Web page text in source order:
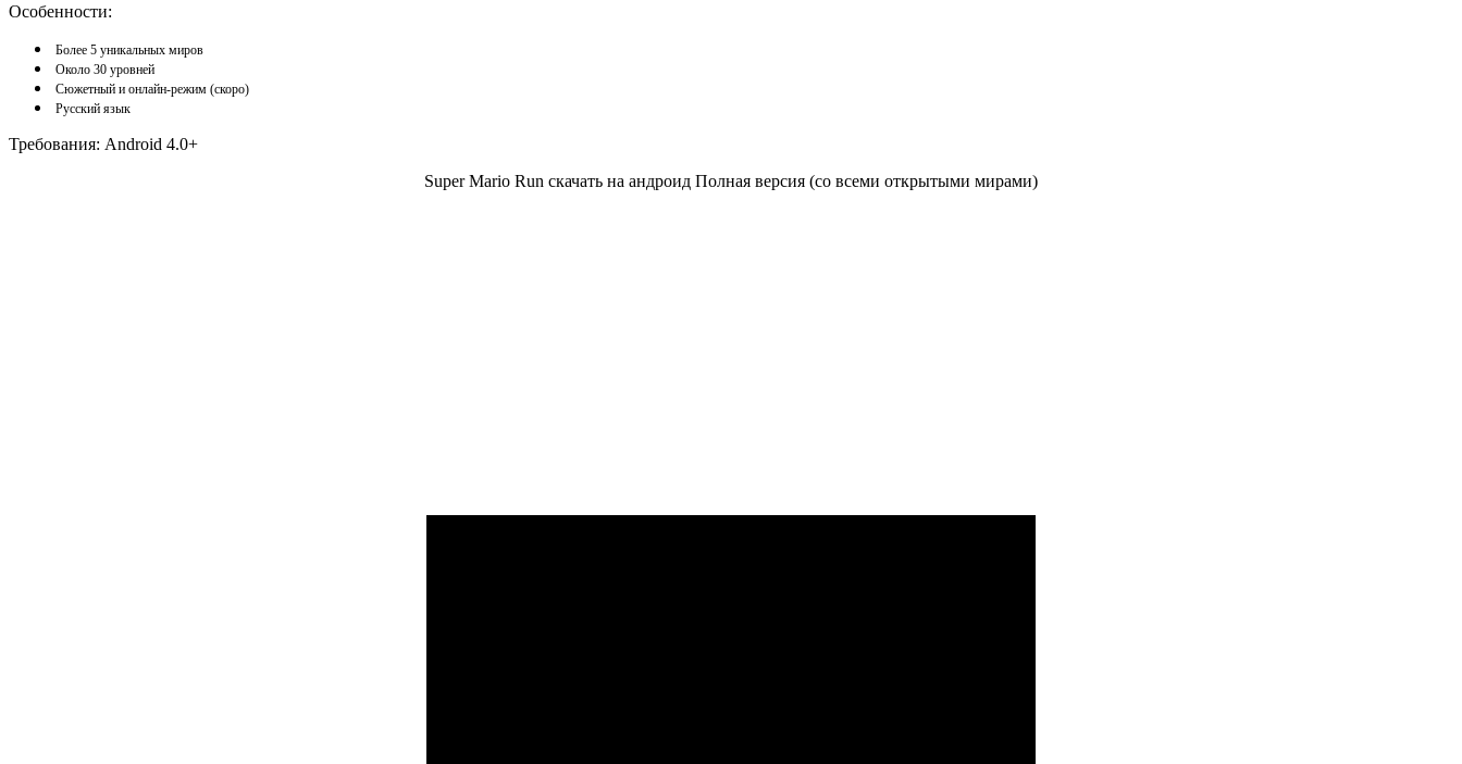
Особенности:
Более 5 уникальных миров
Около 30 уровней
Сюжетный и онлайн-режим (скоро)
Русский язык
Требования: Android 4.0+
Super Mario Run скачать на андроид Полная версия (со всеми открытыми мирами)